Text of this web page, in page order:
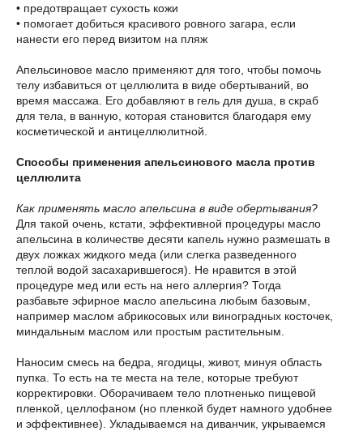
• предотвращает сухость кожи
• помогает добиться красивого ровного загара, если
нанести его перед визитом на пляж
Апельсиновое масло применяют для того, чтобы помочь
телу избавиться от целлюлита в виде обертываний, во
время массажа. Его добавляют в гель для душа, в скраб
для тела, в ванную, которая становится благодаря ему
косметической и антицеллюлитной.
Способы применения апельсинового масла против
целлюлита
Как применять масло апельсина в виде обертывания?
Для такой очень, кстати, эффективной процедуры масло
апельсина в количестве десяти капель нужно размешать в
двух ложках жидкого меда (или слегка разведенного
теплой водой засахарившегося). Не нравится в этой
процедуре мед или есть на него аллергия? Тогда
разбавьте эфирное масло апельсина любым базовым,
например маслом абрикосовых или виноградных косточек,
миндальным маслом или простым растительным.
Наносим смесь на бедра, ягодицы, живот, минуя область
пупка. То есть на те места на теле, которые требуют
корректировки. Оборачиваем тело плотненько пищевой
пленкой, целлофаном (но пленкой будет намного удобнее
и эффективнее). Укладываемся на диванчик, укрываемся